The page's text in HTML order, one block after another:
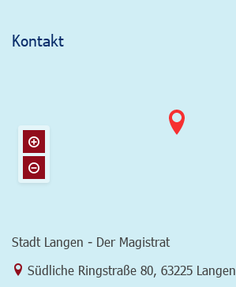
Kontakt
Stadt Langen - Der Magistrat
Link zur Google-Maps Navigation
Südliche Ringstraße 80, 63225 Langen